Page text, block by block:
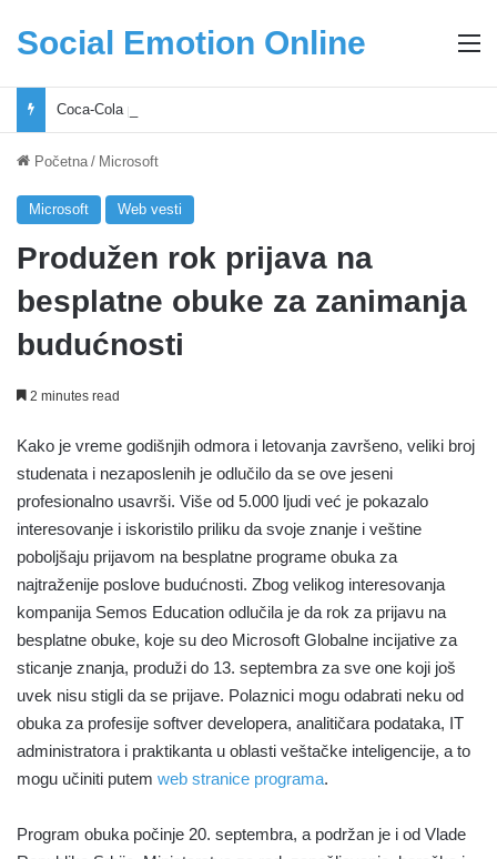
Social Emotion Online
Početna / Microsoft
Microsoft Web vesti
Produžen rok prijava na
besplatne obuke za zanimanja
budućnosti
2 minutes read
Kako je vreme godišnjih odmora i letovanja završeno, veliki broj
studenata i nezaposlenih je odlučilo da se ove jeseni
profesionalno usavrši. Više od 5.000 ljudi već je pokazalo
interesovanje i iskoristilo priliku da svoje znanje i veštine
poboljšaju prijavom na besplatne programe obuka za
najtraženije poslove budućnosti. Zbog velikog interesovanja
kompanija Semos Education odlučila je da rok za prijavu na
besplatne obuke, koje su deo Microsoft Globalne incijative za
sticanje znanja, produži do 13. septembra za sve one koji još
uvek nisu stigli da se prijave. Polaznici mogu odabrati neku od
obuka za profesije softver developera, analitičara podataka, IT
administratora i praktikanta u oblasti veštačke inteligencije, a to
mogu učiniti putem web stranice programa.
Program obuka počinje 20. septembra, a podržan je i od Vlade